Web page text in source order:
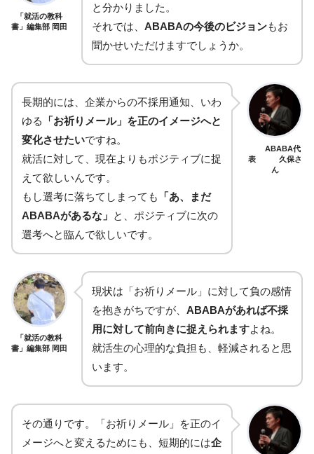
「就活の教科
書」編集部 岡田
と分かりました。
それでは、 ABABAの今後のビジョンもお
聞かせいただけますでしょうか。
長期的には、企業からの不採用通知、いわ
ゆる
「お祈りメール」を正のイメージへと
変化させたいですね。
就活に対して、現在よりもポジティブに捉
えて欲しいんです。
もし選考に落ちてしまっても
「あ、まだ
ABABAがあるな」 と、ポジティブに次の
選考へと臨んで欲しいです。
ABABA代
表 久保さ
ん
「就活の教科
書」編集部 岡田
現状は「お祈りメール」に対して負の感情
を抱きがちですが、 ABABAがあれば不採
用に対して前向きに捉えられますよね。
就活生の心理的な負担も、軽減されると思
います。
その通りです。「お祈りメール」を正のイ
メージへと変えるためにも、短期的には企